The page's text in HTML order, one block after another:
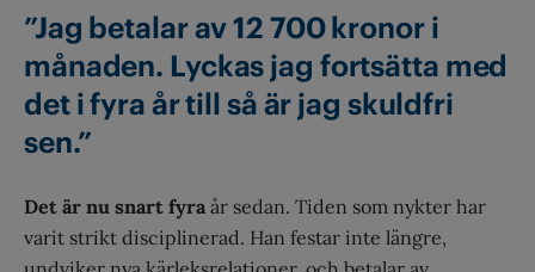
”Jag betalar av 12 700 kronor i
månaden. Lyckas jag fortsätta med
det i fyra år till så är jag skuldfri
sen.”
Det är nu snart fyra år sedan. Tiden som nykter har
varit strikt disciplinerad. Han festar inte längre,